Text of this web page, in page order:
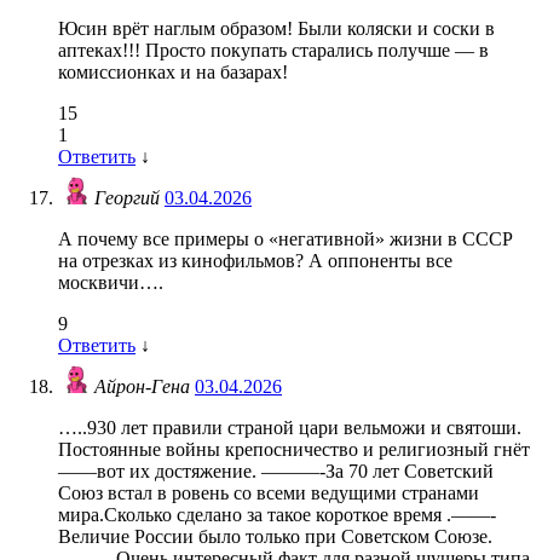
Юсин врёт наглым образом! Были коляски и соски в
аптеках!!! Просто покупать старались получше — в
комиссионках и на базарах!
15
1
Ответить ↓
Георгий 03.04.2026
А почему все примеры о «негативной» жизни в СССР
на отрезках из кинофильмов? А оппоненты все
москвичи….
9
Ответить ↓
Айрон-Гена 03.04.2026
…..930 лет правили страной цари вельможи и святоши.
Постоянные войны крепосничество и религиозный гнёт
——вот их достяжение. ———-За 70 лет Советский
Союз встал в ровень со всеми ведущими странами
мира.Сколько сделано за такое короткое время .——-
Величие России было только при Советском Союзе.